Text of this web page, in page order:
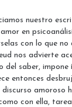
nuestro
en
con lo que
nos advierte
saber, impone
entonces
amoroso
con ella,